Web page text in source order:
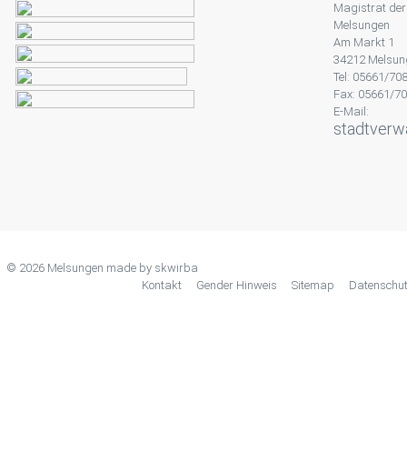
Magistrat
Melsungen
Am Markt 1
34212
Tel: 05661/
Fax: 05661/
E-Mail:
© 2026 Melsungen made by skwirba
Kontakt
Gender Hinweis Sitemap